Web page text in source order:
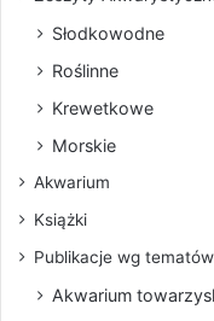
Słodkowodne
Roślinne
Krewetkowe
Morskie
Akwarium
Książki
Publikacje wg tematów
Akwarium